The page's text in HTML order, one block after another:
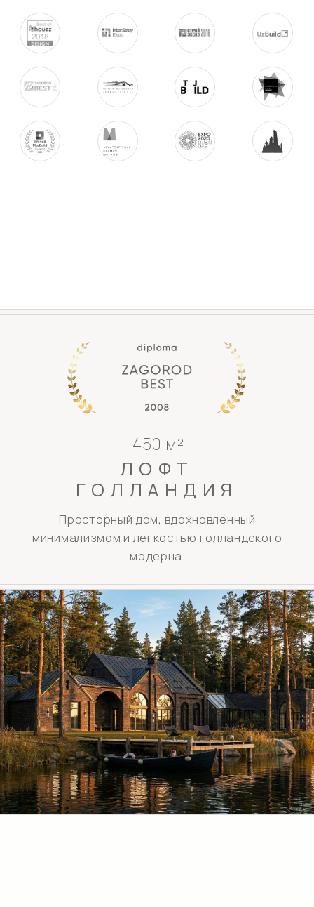
МОДЕРН
ЭСТЕЙТ
350 м 2
700 м 2
МОДЕРН
ВИСТА
Просторный дом с инновационным
дизайном и высококлассными
технологиями, идеально подходящий
для современной жизни.